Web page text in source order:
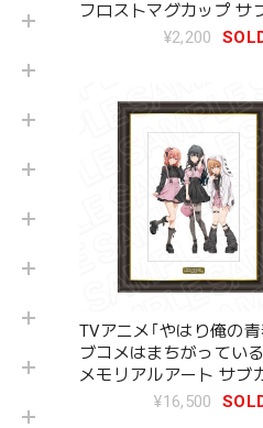
フロストマグカップ サ
ファッション ver.
¥2,200
TVアニメ｢やはり俺の青
ブコメはまちがってい
メモリアルアート サブ
ァッション ver.
¥16,500